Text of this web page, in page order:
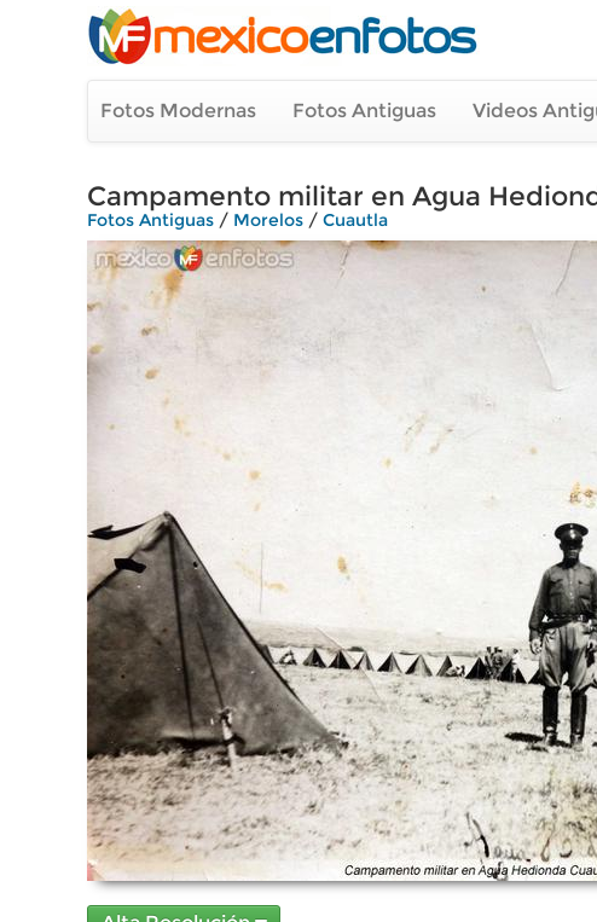
Fotos Modernas Fotos Antiguas Videos
Campamento militar en Agua
Fotos Antiguas / Morelos / Cuautla